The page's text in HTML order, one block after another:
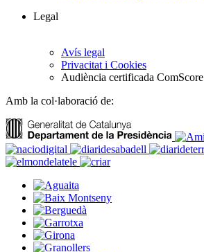
Legal
Avís legal
Privacitat i Cookies
Audiència certificada ComScore
Amb la col·laboració de: